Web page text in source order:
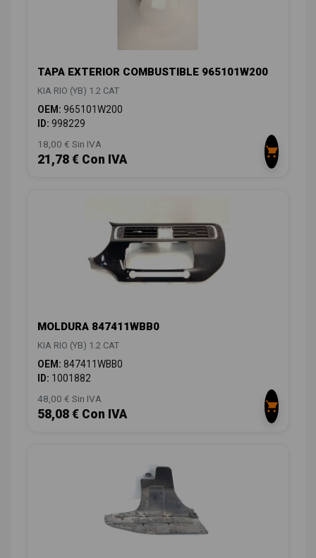
TAPA EXTERIOR COMBUSTIBLE 965101W200
KIA RIO (YB) 1.2 CAT
OEM: 965101W200
ID: 998229
18,00 € Sin IVA
21,78 € Con IVA
MOLDURA 847411WBB0
KIA RIO (YB) 1.2 CAT
OEM: 847411WBB0
ID: 1001882
48,00 € Sin IVA
58,08 € Con IVA